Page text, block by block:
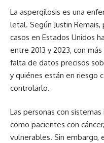
La aspergilosis es una
letal. Según Justin
casos en Estados Unidos
entre 2013 y 2023, con
falta de datos precisos
y quiénes están en riesgo
controlarlo.
Las personas con
como pacientes con
vulnerables. Sin embargo,